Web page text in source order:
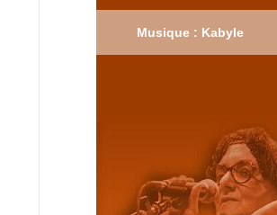
Musique : Kabyle